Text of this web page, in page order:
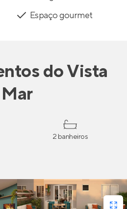
Espaço gourmet
doVista
Mar
2 banheiros